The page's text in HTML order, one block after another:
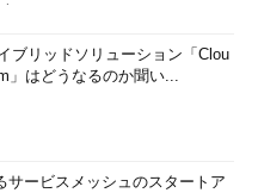
ブリッドソリューション「Clou
」はどうなるのか聞い...
サービスメッシュのスタートア